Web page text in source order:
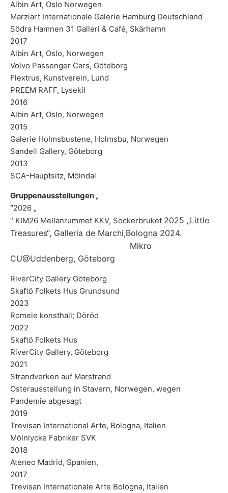
Albin Art, Oslo Norwegen
Marziart Internationale Galerie Hamburg Deutschland
Södra Hamnen 31 Galleri & Café, Skärhamn
2017
Albin Art, Oslo, Norwegen
Volvo Passenger Cars, Göteborg
Flextrus, Kunstverein, Lund
PREEM RAFF, Lysekil
2016
Albin Art, Oslo, Norwegen
2015
Galerie Holmsbustene, Holmsbu, Norwegen
Sandell Gallery, Göteborg
2013
SCA-Hauptsitz, Mölndal
Gruppenausstellungen „
“2026 „
“ KIM26 Mellanrummet KKV, Sockerbruket 2025 „Little
Treasures“, Galleria de Marchi,Bologna 2024.
Mikro
CU@Uddenberg, Göteborg
RiverCity Gallery Göteborg
Skaftö Folkets Hus Grundsund
2023
Romele konsthall; Döröd
2022
Skaftö Folkets Hus
RiverCity Gallery, Göteborg
2021
Strandverken auf Marstrand
Osterausstellung in Stavern, Norwegen, wegen
Pandemie abgesagt
2019
Trevisan International Arte, Bologna, Italien
Mölnlycke Fabriker SVK
2018
Ateneo Madrid, Spanien,
2017
Trevisan Internationale Arte Bologna, Italien